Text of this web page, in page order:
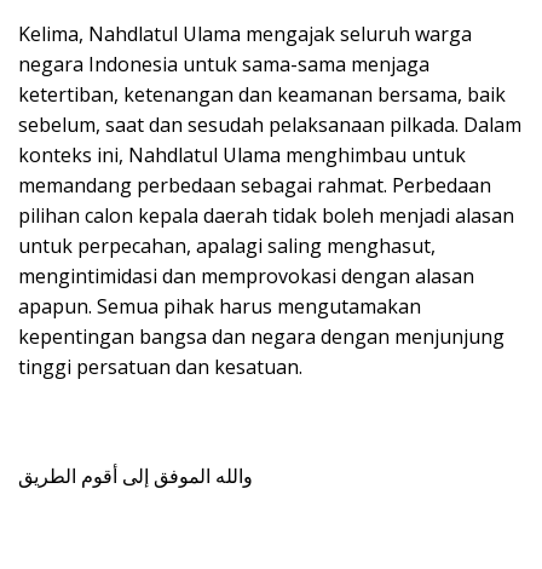
Kelima, Nahdlatul Ulama mengajak seluruh warga
negara Indonesia untuk sama-sama menjaga
ketertiban, ketenangan dan keamanan bersama, baik
sebelum, saat dan sesudah pelaksanaan pilkada. Dalam
konteks ini, Nahdlatul Ulama menghimbau untuk
memandang perbedaan sebagai rahmat. Perbedaan
pilihan calon kepala daerah tidak boleh menjadi alasan
untuk perpecahan, apalagi saling menghasut,
mengintimidasi dan memprovokasi dengan alasan
apapun. Semua pihak harus mengutamakan
kepentingan bangsa dan negara dengan menjunjung
tinggi persatuan dan kesatuan.
والله الموفق إلى أقوم الطريق